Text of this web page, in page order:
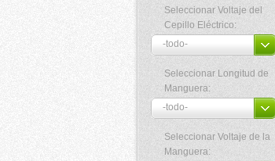
Seleccionar Voltaje del
Cepillo Eléctrico:
Seleccionar Longitud de
Manguera:
Seleccionar Voltaje de la
Manguera: